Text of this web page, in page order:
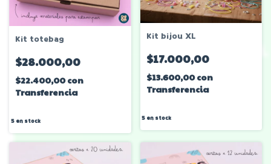
Kit totebag
$28.000,00
$22.400,00con
Transferencia
5en stock
Kit bijou XL
$17.000,00
$13.600,00con
Transferencia
5 en stock